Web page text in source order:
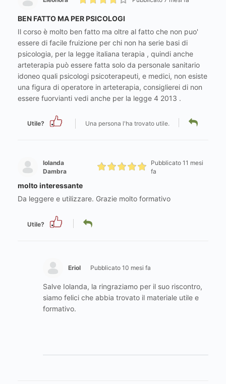
BEN FATTO MA PER PSICOLOGI
Il corso è molto ben fatto ma oltre al fatto che non puo'
essere di facile fruizione per chi non ha serie basi di
psicologia, per la legge italiana terapia , quindi anche
arteterapia può essere fatta solo da personale sanitario
idoneo quali psicologi psicoterapeuti, e medici, non esiste
una figura di operatore in arteterapia, consiglierei di non
essere fuorvianti vedi anche per la legge 4 2013 .
Utile? Una persona l'ha trovato utile.
Iolanda
Dambra
Pubblicato 11 mesi
fa
molto interessante
Da leggere e utilizzare. Grazie molto formativo
Utile?
Eriol Pubblicato 10 mesi fa
Salve Iolanda, la ringraziamo per il suo riscontro,
siamo felici che abbia trovato il materiale utile e
formativo.